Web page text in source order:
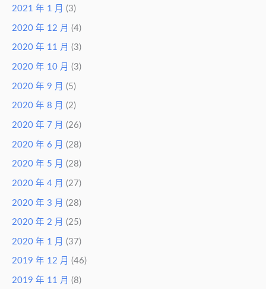
2021 年 1 月 (3)
2020 年 12 月 (4)
2020 年 11 月 (3)
2020 年 10 月 (3)
2020 年 9 月 (5)
2020 年 8 月 (2)
2020 年 7 月 (26)
2020 年 6 月 (28)
2020 年 5 月 (28)
2020 年 4 月 (27)
2020 年 3 月 (28)
2020 年 2 月 (25)
2020 年 1 月 (37)
2019 年 12 月 (46)
2019 年 11 月 (8)